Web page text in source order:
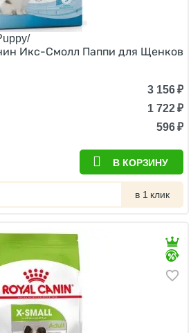
Икс-Смолл Паппи для Щенков
3 156₽
1 722₽
596₽
В КОРЗИНУ
в 1 клик